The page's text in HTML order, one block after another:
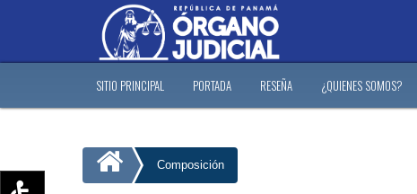
SITIO PRINCIPAL PORTADA RESEÑA ¿QUIENES SOMOS?
Composición